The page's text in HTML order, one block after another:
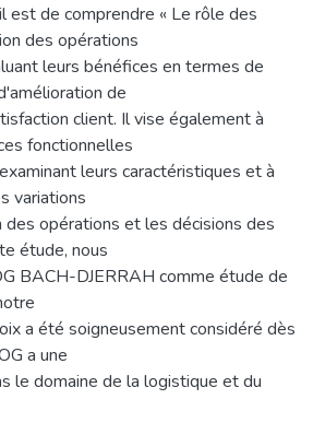
est de comprendre « Le rôle des
des opérations
leurs bénéfices en termes de
de
client. Il vise également à
fonctionnelles
leurs caractéristiques et à
variations
opérations et les décisions des
étude, nous
BACH-DJERRAH comme étude de
a été soigneusement considéré dès
a une
le domaine de la logistique et du